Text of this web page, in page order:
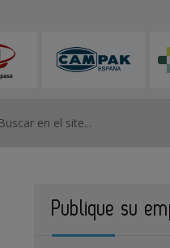
Publique su